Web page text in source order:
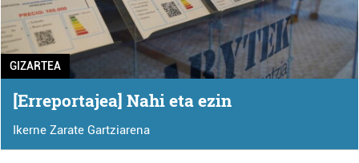
GIZARTEA
[Erreportajea] Nahi eta ezin
Ikerne Zarate Gartziarena